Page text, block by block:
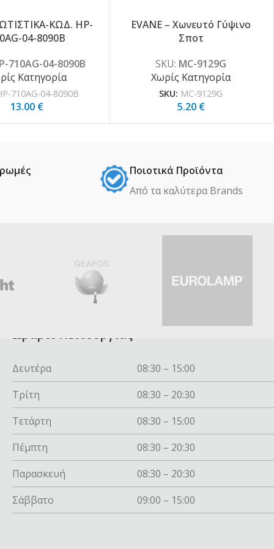
ΚΩΔ. HP-
04-8090B
710AG-04-8090B
Κατηγορία
710AG-04-8090B
13.00 €
EVANE – Χωνευτό Γύψινο
Σποτ
SKU: MC-9129G
Χωρίς Κατηγορία
SKU: MC-9129G
5.20 €
Ποιοτικά Προϊόντα
Από τα καλύτερα Βrands
Ωράριο λειτουργίας
Δευτέρα
08:30 – 15:00
Τρίτη
08:30 – 20:30
Τετάρτη
08:30 – 15:00
Πέμπτη
08:30 – 20:30
Παρασκευή
08:30 – 20:30
Σάββατο
09:00 – 15:00